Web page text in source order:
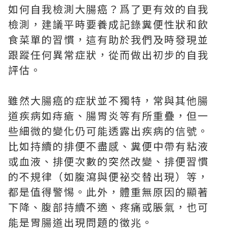
如何自我檢測大腸癌？爲了更有效的自我
檢測，建議平時要養成記錄糞便性狀和飲
食菜單的習慣，這有助於我們及時發現並
跟蹤任何異常症狀，從而做出初步的自我
評估。
雖然大腸癌的症狀並不獨特，常與其他腸
道疾病如痔瘡、腸胃炎等有所重疊，但一
些細微的變化仍可能透露出疾病的信號。
比如持續的排便不盡感、糞便中帶有粘液
或血液、排便次數的突然改變、排便習慣
的不規律（如腹瀉與便祕交替出現）等，
都是值得警惕。此外，體重無原因的顯著
下降、腹部持續不適、疼痛或脹氣，也可
能是胃腸道出現問題的徵兆。